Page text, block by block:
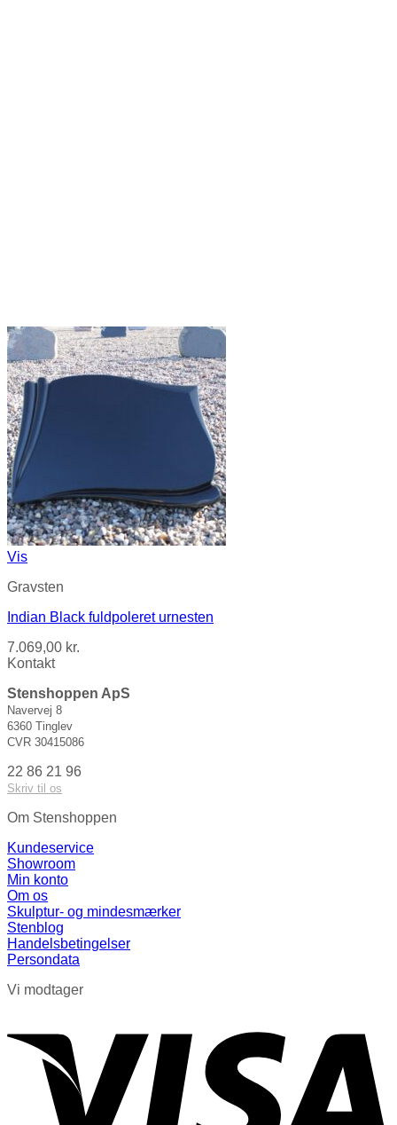
Vis
Gravsten
Indian Black fuldpoleret urnesten
7.069,00 kr.
Kontakt
Stenshoppen ApS
Navervej 8
6360 Tinglev
CVR 30415086
22 86 21 96
Skriv til os
Om Stenshoppen
Kundeservice
Showroom
Min konto
Om os
Skulptur- og mindesmærker
Stenblog
Handelsbetingelser
Persondata
Vi modtager